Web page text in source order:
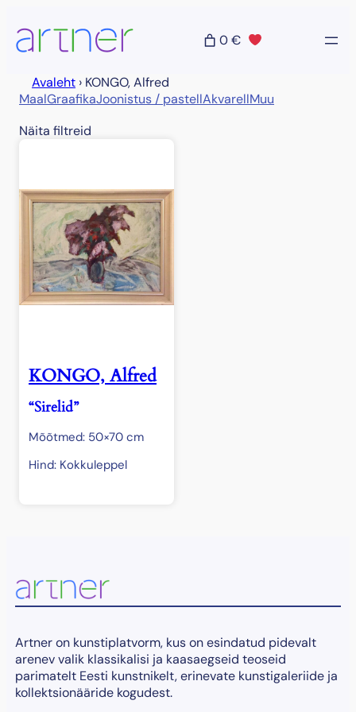
sisu
juurde
0 €
Avaleht › KONGO, Alfred
MaalGraafikaJoonistus / pastellAkvarellMuu
Näita filtreid
KONGO, Alfred
“Sirelid”
Mõõtmed: 50×70 cm
Hind: Kokkuleppel
Artner on kunstiplatvorm, kus on esindatud pidevalt
arenev valik klassikalisi ja kaasaegseid teoseid
parimatelt Eesti kunstnikelt, erinevate kunstigaleriide ja
kollektsionääride kogudest.